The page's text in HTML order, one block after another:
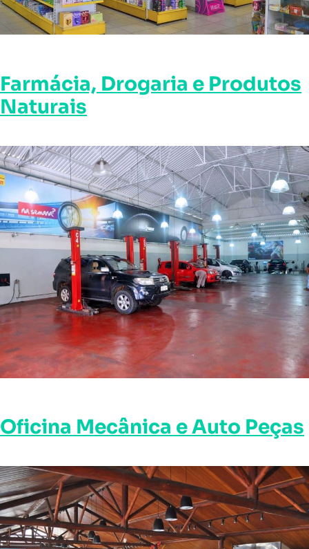
Farmácia, Drogaria e Produtos
Naturais
Oficina Mecânica e Auto Peças